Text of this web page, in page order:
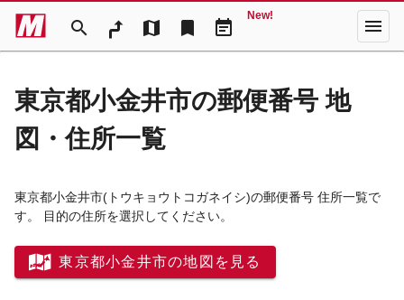
search map bookmark event_note
New! menu
東京都小金井市の郵便番号 地
図・住所一覧
東京都小金井市(トウキョウトコガネイシ)の郵便番号 住所一覧で
す。 目的の住所を選択してください。
東京都小金井市の地図を見る